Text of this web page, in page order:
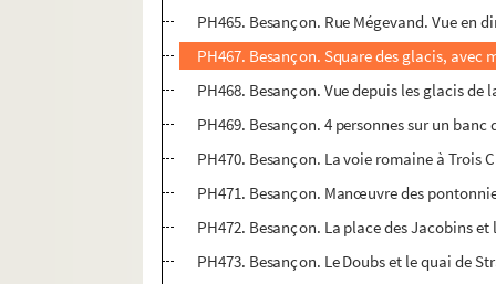
PH465. Besançon. Rue Mégevand. Vue en
PH467. Besançon. Square des glacis,
PH468. Besançon. Vue depuis les glacis de
PH469. Besançon. 4 personnes sur un
PH470. Besançon. La voie romaine à Trois
PH471. Besançon. Manœuvre des
PH472. Besançon. La place des Jacobins
PH473. Besançon. Le Doubs et le quai de